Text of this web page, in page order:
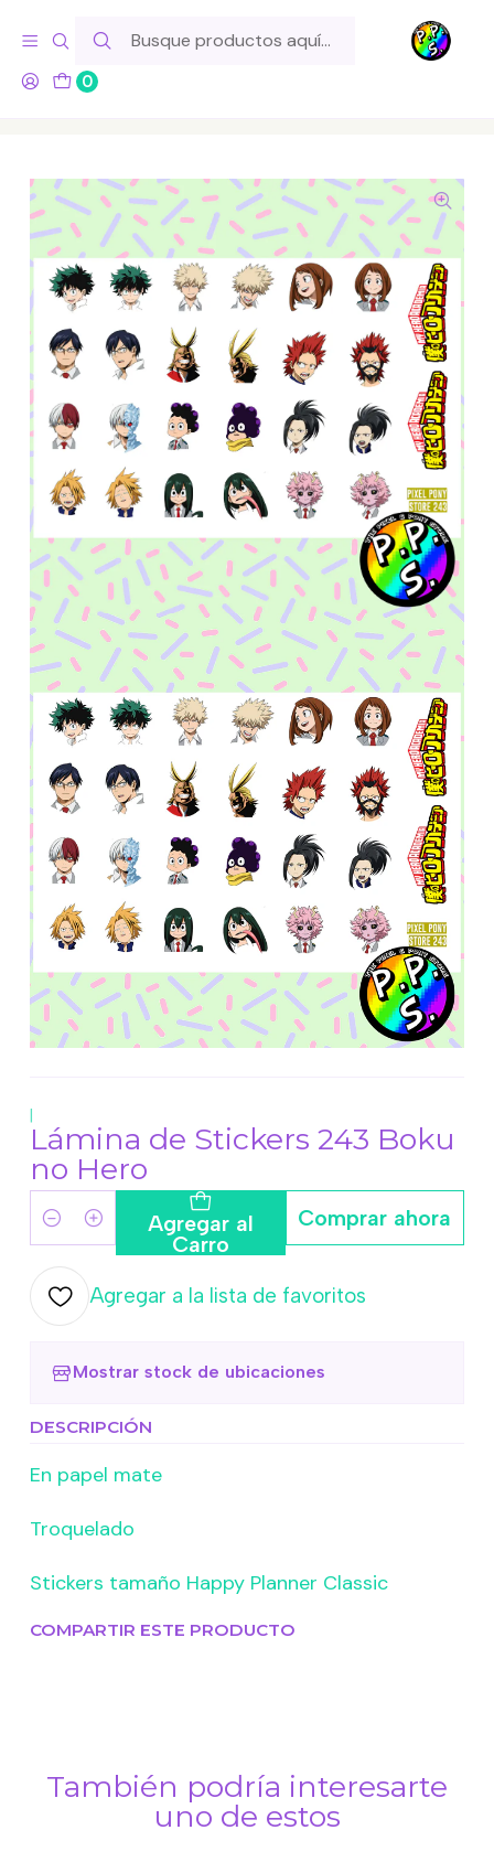
0
Hola! Si tu pedido incluye productos de fabricación propia,
ten en cuenta este tiempo para el despacho
Inicio Lo Hacemos Nosotros
|
Lámina de Stickers 243 Boku
no Hero
Cantidad Agregar al
Carro
Comprar ahora
Agregar a la lista de favoritos
Mostrar stock de ubicaciones
DESCRIPCIÓN
En papel mate
Troquelado
Stickers tamaño Happy Planner Classic
COMPARTIR ESTE PRODUCTO
También podría interesarte
uno de estos